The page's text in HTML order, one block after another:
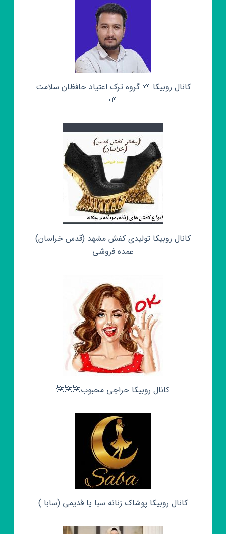
کانال روبیکا 🌱 گروه ترک اعتیاد حافظان سلامت
🌱
کانال روبیکا تولیدی کفش مشهد (قدس خراسان)
عمده فروشی
کانال روبیکا حراجی محبوب🌺🌺🌺
کانال روبیکا پوشاک زنانه سبا یا قدیمی (سابا )